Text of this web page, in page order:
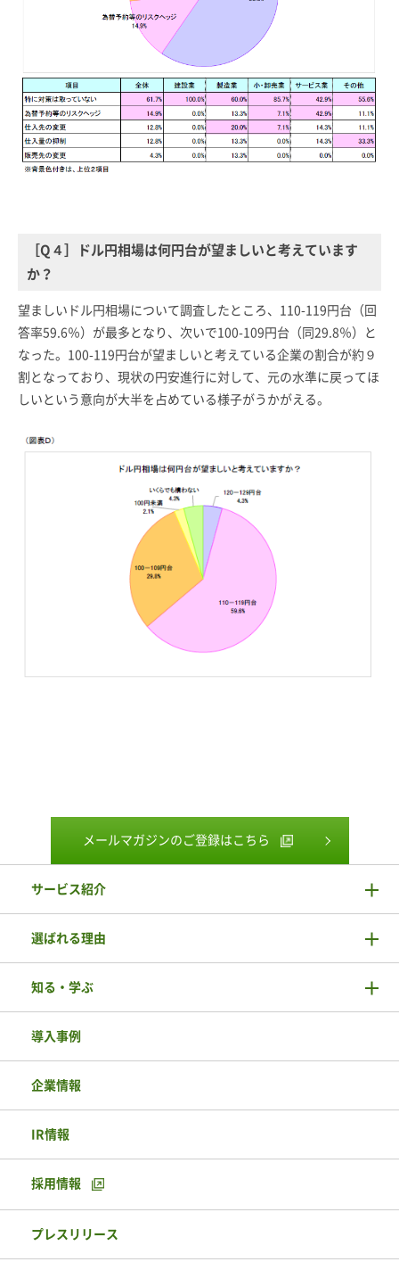
［Q４］ドル円相場は何円台が望ましいと考えています
か？
望ましいドル円相場について調査したところ、110-119円台（回
答率59.6％）が最多となり、次いで100-109円台（同29.8％）と
なった。100-119円台が望ましいと考えている企業の割合が約９
割となっており、現状の円安進行に対して、元の水準に戻ってほ
しいという意向が大半を占めている様子がうかがえる。
メールマガジンのご登録はこちら
サービス紹介
選ばれる理由
知る・学ぶ
導入事例
企業情報
IR情報
採用情報
プレスリリース